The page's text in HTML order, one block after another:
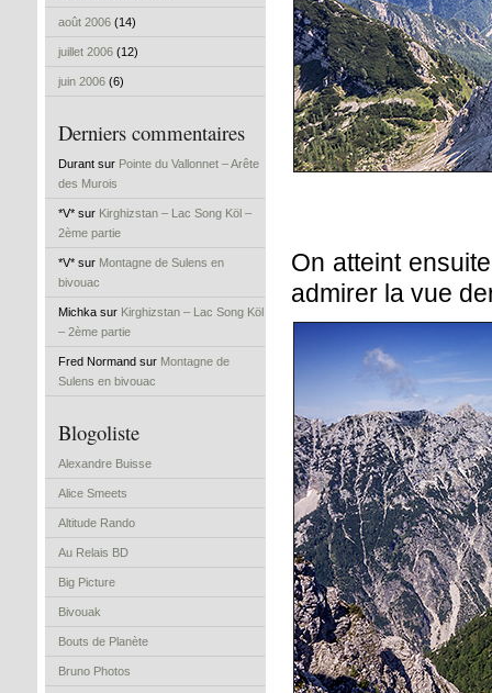
août 2006 (14)
juillet 2006 (12)
juin 2006 (6)
Derniers commentaires
Durant sur Pointe du Vallonnet – Arête
des Murois
*V* sur Kirghizstan – Lac Song Köl –
2ème partie
*V* sur Montagne de Sulens en
bivouac
Michka sur Kirghizstan – Lac Song Köl
– 2ème partie
Fred Normand sur Montagne de
Sulens en bivouac
Blogoliste
Alexandre Buisse
Alice Smeets
Altitude Rando
Au Relais BD
Big Picture
Bivouak
Bouts de Planète
Bruno Photos
On atteint
admirer la vue